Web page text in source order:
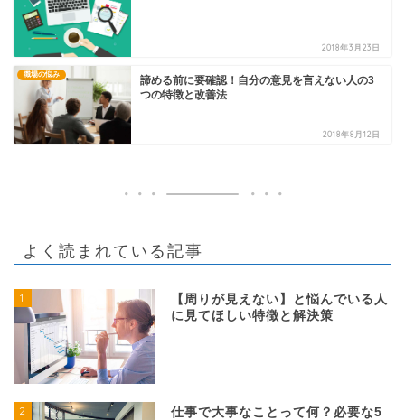
2018年3月23日
職場の悩み
諦める前に要確認！自分の意見を言えない人の3
つの特徴と改善法
2018年8月12日
よく読まれている記事
1
【周りが見えない】と悩んでいる人
に見てほしい特徴と解決策
2
仕事で大事なことって何？必要な5